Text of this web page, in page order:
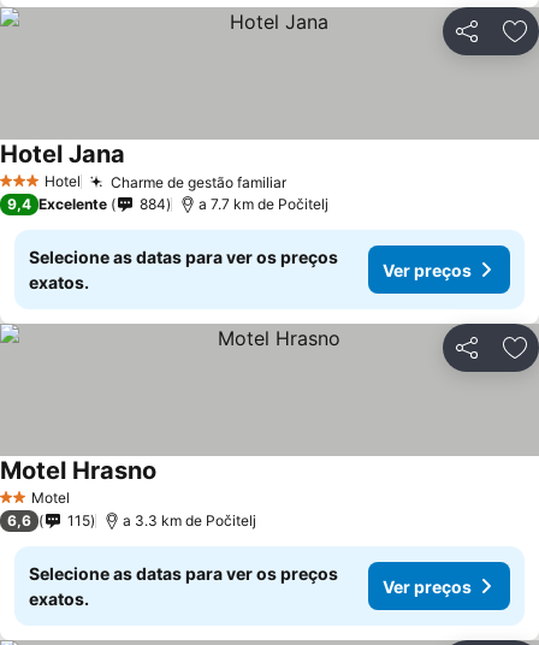
Partilhar
3 EstrelasHotel Charme de gestão familiar
Hotel Jana
9,4 Excelente 884 a 7.7 km de Počitelj
Selecione as datas para ver os preços
exatos.
Ver preços
Partilhar
2 Estrelas
Motel
Motel Hrasno
6,6 115 a 3.3 km de Počitelj
Selecione as datas para ver os preços
exatos.
Ver preços